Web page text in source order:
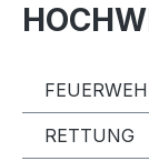
RETTUNG